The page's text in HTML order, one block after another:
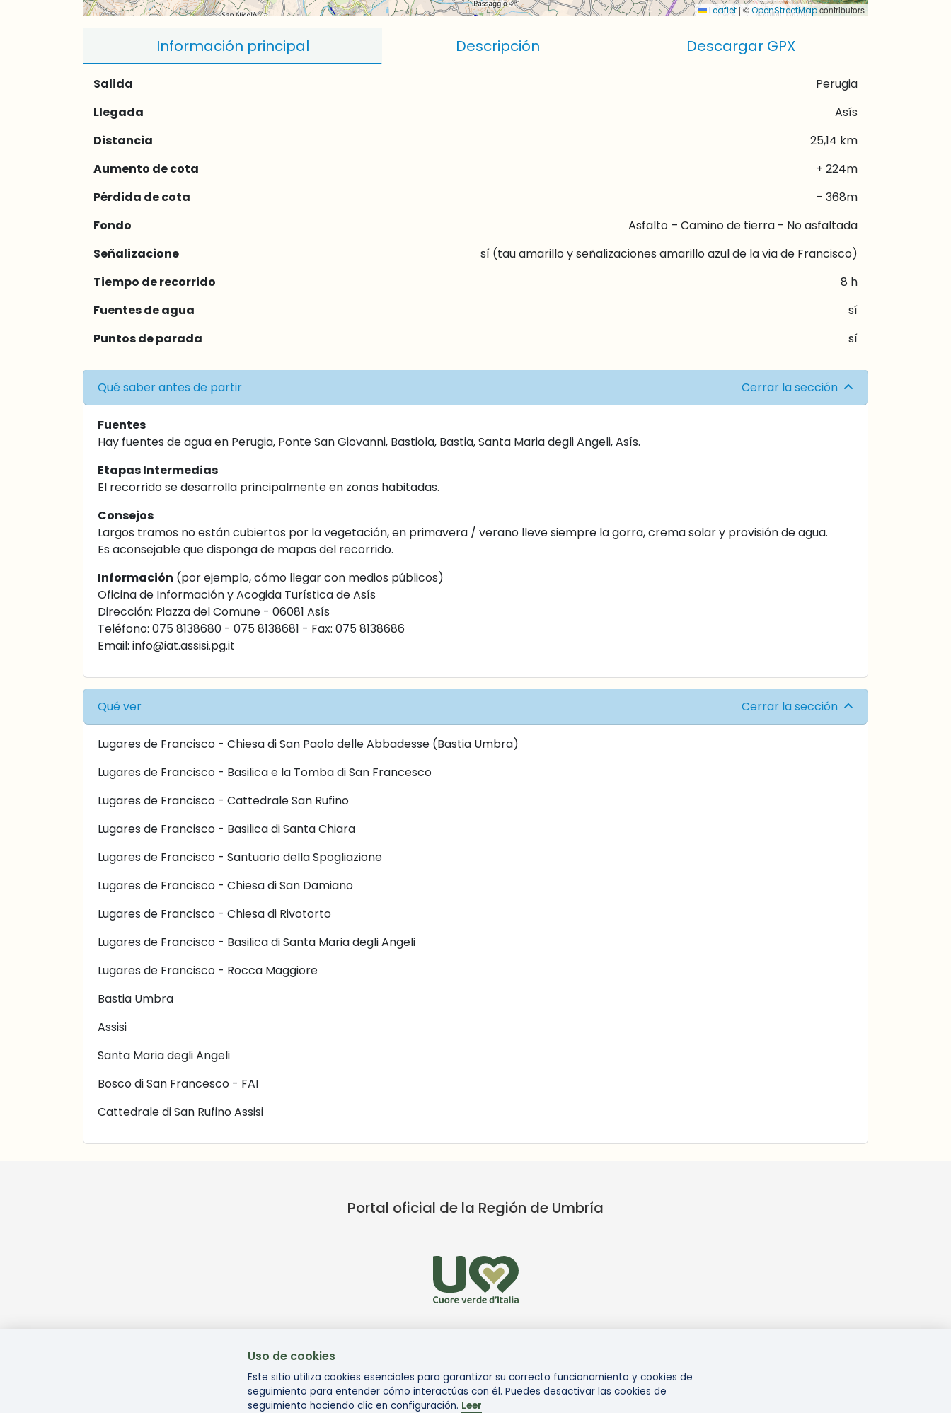
Leaflet | ©OpenStreetMapcontributors
Información principal Descripción Descargar GPX
Salida
Perugia
Llegada
Asís
Distancia
25,14 km
Aumento de cota
+ 224m
Pérdida de cota
- 368m
Fondo
Asfalto – Camino de tierra - No asfaltada
Señalizacione
sí (tau amarillo y señalizaciones amarillo azul de la via de Francisco)
Tiempo de recorrido
8 h
Fuentes de agua
sí
Puntos de parada
sí
Qué saber antes de partir Cerrar la sección
Fuentes
Hay fuentes de agua en Perugia, Ponte San Giovanni, Bastiola, Bastia, Santa Maria degli Angeli, Asís.
Etapas Intermedias
El recorrido se desarrolla principalmente en zonas habitadas.
Consejos
Largos tramos no están cubiertos por la vegetación, en primavera / verano lleve siempre la gorra, crema solar y provisión de agua.
Es aconsejable que disponga de mapas del recorrido.
Información (por ejemplo, cómo llegar con medios públicos)
Oficina de Información y Acogida Turística de Asís
Dirección: Piazza del Comune - 06081 Asís
Teléfono: 075 8138680 - 075 8138681 - Fax: 075 8138686
Email: info@iat.assisi.pg.it
Qué ver Cerrar la sección
Lugares de Francisco - Chiesa di San Paolo delle Abbadesse (Bastia Umbra)
Lugares de Francisco - Basilica e la Tomba di San Francesco
Lugares de Francisco - Cattedrale San Rufino
Lugares de Francisco - Basilica di Santa Chiara
Lugares de Francisco - Santuario della Spogliazione
Lugares de Francisco - Chiesa di San Damiano
Lugares de Francisco - Chiesa di Rivotorto
Lugares de Francisco - Basilica di Santa Maria degli Angeli
Lugares de Francisco - Rocca Maggiore
Bastia Umbra
Assisi
Santa Maria degli Angeli
Bosco di San Francesco - FAI
Cattedrale di San Rufino Assisi
Portal oficial de la Región de Umbría
Uso de cookies
Este sitio utiliza cookies esenciales para garantizar su correcto funcionamiento y cookies de
seguimiento para entender cómo interactúas con él. Puedes desactivar las cookies de
seguimiento haciendo clic en configuración. Leer